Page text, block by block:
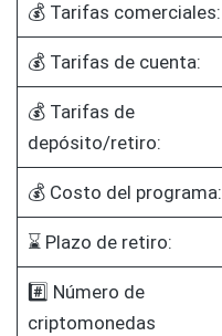
💰 Tarifas comerciales:
💰 Tarifas de cuenta:
💰 Tarifas de
depósito/retiro:
💰 Costo del programa:
⌛ Plazo de retiro:
#️⃣ Número de
criptomonedas